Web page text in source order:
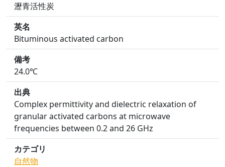
瀝青活性炭
英名
Bituminous activated carbon
備考
24.0℃
出典
Complex permittivity and dielectric relaxation of
granular activated carbons at microwave
frequencies between 0.2 and 26 GHz
カテゴリ
自然物